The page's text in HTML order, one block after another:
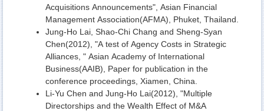
Acquisitions Announcements", Asian Financial
Management Association(AFMA), Phuket, Thailand.
Jung-Ho Lai, Shao-Chi Chang and Sheng-Syan
Chen(2012), "A test of Agency Costs in Strategic
Alliances, " Asian Academy of International
Business(AAIB), Paper for publication in the
conference proceedings, Xiamen, China.
Li-Yu Chen and Jung-Ho Lai(2012), "Multiple
Directorships and the Wealth Effect of M&A